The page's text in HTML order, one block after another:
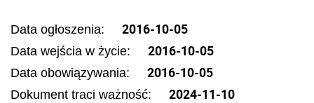
Data ogłoszenia: 2016-10-05
Data wejścia w życie: 2016-10-05
Data obowiązywania: 2016-10-05
Dokument traci ważność: 2024-11-10